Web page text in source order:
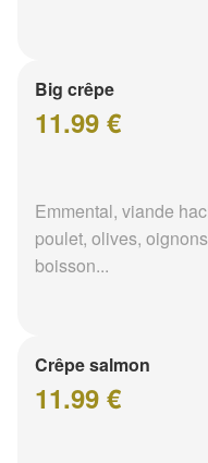
Big crêpe
11.99 €
Emmental, viande
poulet, olives,
boisson...
Crêpe salmon
11.99 €